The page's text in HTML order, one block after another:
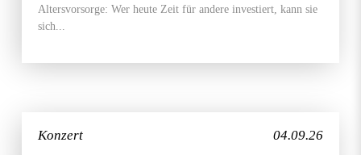
Altersvorsorge: Wer heute Zeit für andere investiert, kann sie
sich...
04.09.26
Konzert